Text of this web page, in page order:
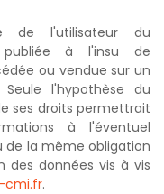
de l'utilisateur du
à l'insu de
ou vendue sur un
l'hypothèse du
ses droits permettrait
à l'éventuel
de la même obligation
données vis à vis
cmi.fr.